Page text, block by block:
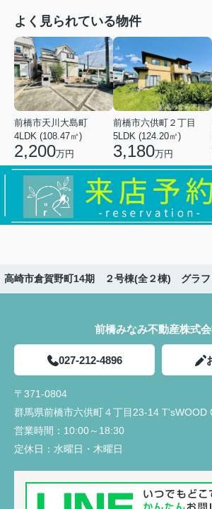
よく見られている物件
前橋市天川大島町
4LDK (108.47㎡)
2,200万円
前橋市六供町２丁目
5LDK (124.20㎡)
3,180万円
高崎市倉賀野町14期 ２号棟(全２棟) グラ
前橋みなみ不動産株式
027-212-4896
〒371-0804
群馬県前橋市六供町４丁目23‐14 T'sWOOD
営業時間： 10:00～18:30
定休日： 水曜日・木曜日